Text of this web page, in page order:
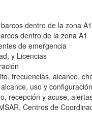
dentro de la zona A1
dentro de la zona A1
de emergencia
y Licencias
frecuencias, alcance,
uso y configuración
recepción y acuse,
Centros de